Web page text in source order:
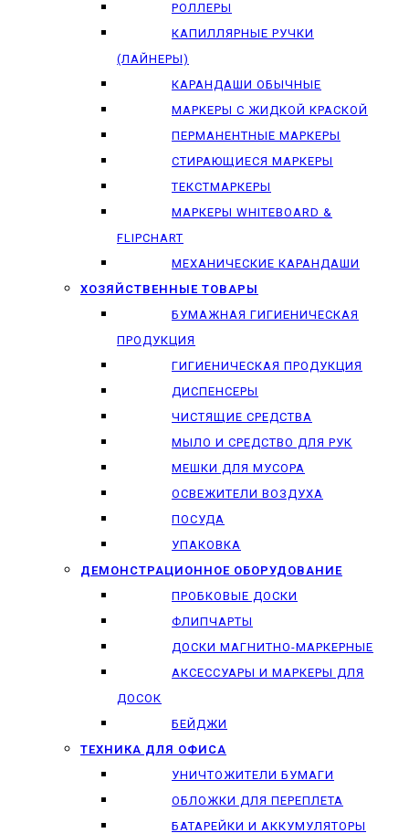
РОЛЛЕРЫ
КАПИЛЛЯРНЫЕ РУЧКИ
(ЛАЙНЕРЫ)
КАРАНДАШИ ОБЫЧНЫЕ
МАРКЕРЫ C ЖИДКОЙ КРАСКОЙ
ПЕРМАНЕНТНЫЕ МАРКЕРЫ
СТИРАЮЩИЕСЯ МАРКЕРЫ
ТЕКСТМАРКЕРЫ
МАРКЕРЫ WHITEBOARD &
FLIPCHART
МЕХАНИЧЕСКИЕ КАРАНДАШИ
ХОЗЯЙСТВЕННЫЕ ТОВАРЫ
БУМАЖНАЯ ГИГИЕНИЧЕСКАЯ
ПРОДУКЦИЯ
ГИГИЕНИЧЕСКАЯ ПРОДУКЦИЯ
ДИСПЕНСЕРЫ
ЧИСТЯЩИЕ СРЕДСТВА
МЫЛО И СРЕДСТВО ДЛЯ РУК
МЕШКИ ДЛЯ МУСОРА
ОСВЕЖИТЕЛИ ВОЗДУХА
ПОСУДА
УПАКОВКА
ДЕМОНСТРАЦИОННОЕ ОБОРУДОВАНИЕ
ПРОБКОВЫЕ ДОСКИ
ФЛИПЧАРТЫ
ДОСКИ МАГНИТНО-МАРКЕРНЫЕ
АКСЕССУАРЫ И МАРКЕРЫ ДЛЯ
ДОСОК
БЕЙДЖИ
ТЕХНИКА ДЛЯ ОФИСА
УНИЧТОЖИТЕЛИ БУМАГИ
ОБЛОЖКИ ДЛЯ ПЕРЕПЛЕТА
БАТАРЕЙКИ И АККУМУЛЯТОРЫ